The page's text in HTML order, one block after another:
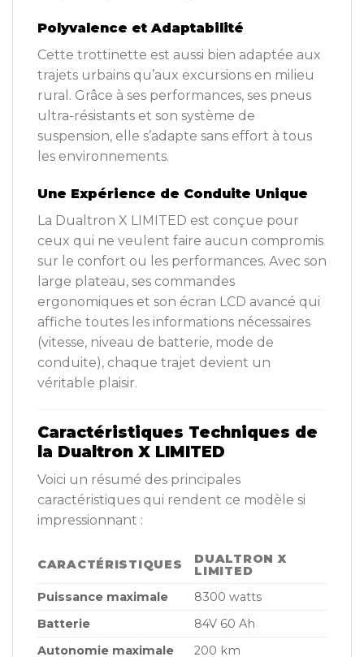
Polyvalence et Adaptabilité
Cette trottinette est aussi bien adaptée aux
trajets urbains qu’aux excursions en milieu
rural. Grâce à ses performances, ses pneus
ultra-résistants et son système de
suspension, elle s’adapte sans effort à tous
les environnements.
Une Expérience de Conduite Unique
La Dualtron X LIMITED est conçue pour
ceux qui ne veulent faire aucun compromis
sur le confort ou les performances. Avec son
large plateau, ses commandes
ergonomiques et son écran LCD avancé qui
affiche toutes les informations nécessaires
(vitesse, niveau de batterie, mode de
conduite), chaque trajet devient un
véritable plaisir.
Caractéristiques Techniques de
la Dualtron X LIMITED
Voici un résumé des principales
caractéristiques qui rendent ce modèle si
impressionnant :
CARACTÉRISTIQUES
DUALTRON X
LIMITED
Puissance maximale
8300 watts
Batterie
84V 60 Ah
Autonomie maximale
200 km